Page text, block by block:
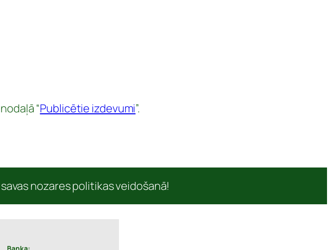
“Publicētie izdevumi”.
nozares politikas veidošanā!
Banka: